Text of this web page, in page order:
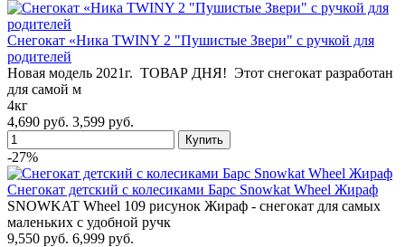
Снегокат «Ника TWINY 2 "Пушистые Звери" с ручкой для
родителей
Hовая модель 2021г. ТОВАР ДНЯ! Этот снегокат разработан
для самой м
4кг
4,690 руб. 3,599 руб.
-27%
Снегокат детский с колесиками Барс Snowkat Wheel Жираф
SNOWKAT Wheel 109 рисунок Жираф - снегокат для самых
маленьких с удобной ручк
9,550 руб. 6,999 руб.